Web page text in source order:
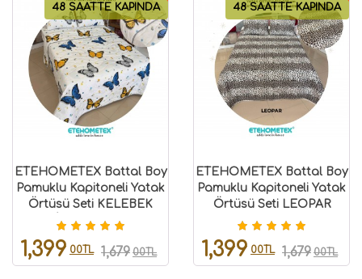
48 SAATTE KAPINDA
ETEHOMETEX Battal Boy
Pamuklu Kapitoneli Yatak
Örtüsü Seti KELEBEK
MAVİ 8696474232099
1,399 00TL 1,679 00TL
48 SAATTE KAPINDA
ETEHOMETEX Battal Boy
Pamuklu Kapitoneli Yatak
Örtüsü Seti LEOPAR
8696474232094
1,399 00TL 1,679 00TL